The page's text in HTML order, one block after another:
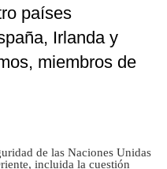
países
Irlanda y
miembros de